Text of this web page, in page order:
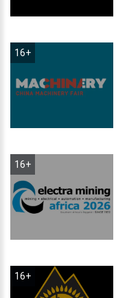
16+
16+
16+